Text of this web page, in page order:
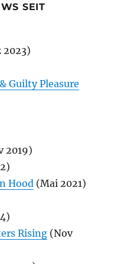
SEIT
2023)
Guilty Pleasure
2019)
Hood (Mai 2021)
Rising (Nov